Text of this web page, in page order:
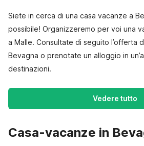
Siete in cerca di una casa vacanze a
possibile! Organizzeremo per voi una
a Malle. Consultate di seguito l’offerta
Bevagna o prenotate un alloggio in
destinazioni.
Vedere tutto
Casa-vacanze in